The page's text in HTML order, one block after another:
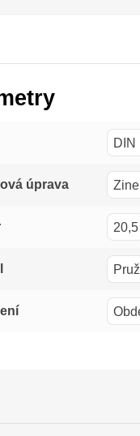
DIN
úprava
20,5